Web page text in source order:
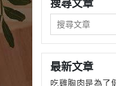
搜尋文章
最新文章
吃雞胸肉是為了